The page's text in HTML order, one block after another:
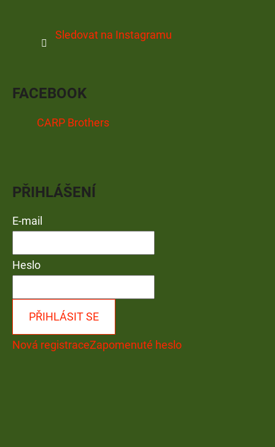
Sledovat na Instagramu
FACEBOOK
CARP Brothers
PŘIHLÁŠENÍ
E-mail
Heslo
PŘIHLÁSIT SE
Nová registraceZapomenuté heslo